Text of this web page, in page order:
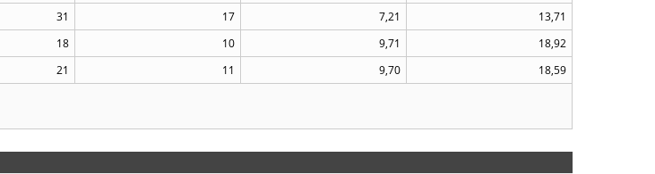
31 17 7,21
13,71
18 10 9,71
18,92
21 11 9,70
18,59